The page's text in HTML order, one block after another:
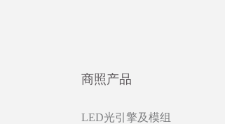
商照产品
LED光引擎及模组